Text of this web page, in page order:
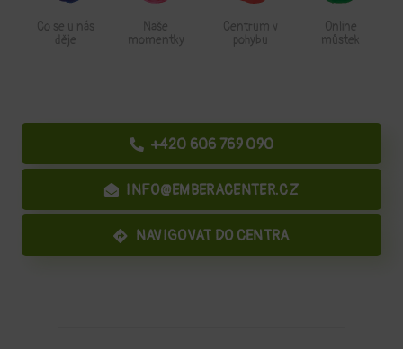
Co se u nás
děje
Naše
momentky
Centrum v
pohybu
Online
můstek
+420 606 769 090
INFO@EMBERACENTER.CZ
NAVIGOVAT DO CENTRA